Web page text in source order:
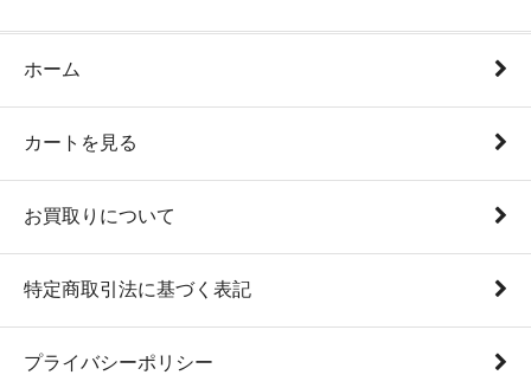
ホーム
カートを見る
お買取りについて
特定商取引法に基づく表記
プライバシーポリシー